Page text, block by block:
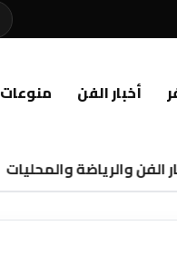
أخبار الفن منوعات
والرياضة والمحليات